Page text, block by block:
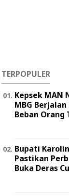
TERPOPULER
Kepsek MAN
MBG
Beban Orang
Bupati
Pastikan
Buka Deras